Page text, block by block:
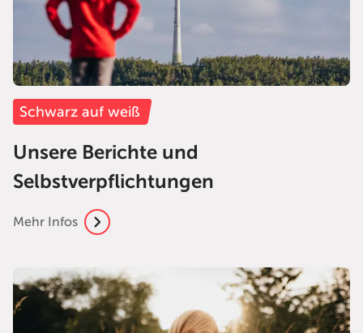
Schwarz auf weiß
Unsere Berichte und
Selbstverpflichtungen
Mehr Infos